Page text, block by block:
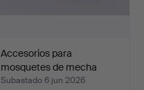
Accesorios para
mosquetes de mecha
japones…
Subastado 6 jun 2026